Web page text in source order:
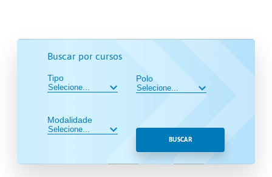
Buscar por cursos
Tipo
Modalidade
Polo
BUSCAR